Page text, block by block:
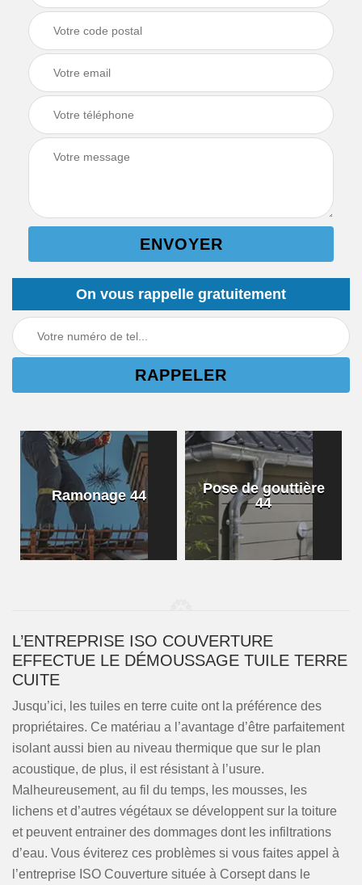
On vous rappelle gratuitement
Ramonage 44
Pose de gouttière
44
L’ENTREPRISE ISO COUVERTURE
EFFECTUE LE DÉMOUSSAGE TUILE TERRE
CUITE
Jusqu’ici, les tuiles en terre cuite ont la préférence des
propriétaires. Ce matériau a l’avantage d’être parfaitement
isolant aussi bien au niveau thermique que sur le plan
acoustique, de plus, il est résistant à l’usure.
Malheureusement, au fil du temps, les mousses, les
lichens et d’autres végétaux se développent sur la toiture
et peuvent entrainer des dommages dont les infiltrations
d’eau. Vous éviterez ces problèmes si vous faites appel à
l’entreprise ISO Couverture située à Corsept dans le